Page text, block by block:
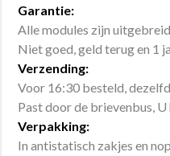
Garantie:
Alle modules zijn
Niet goed, geld terug en 1
Verzending:
Voor 16:30 besteld,
Past door de brievenbus,
Verpakking:
In antistatisch zakjes en